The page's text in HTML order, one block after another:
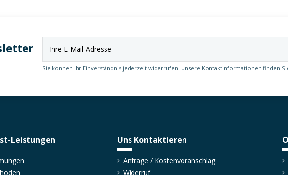
Sie können Ihr Einverständnis jederzeit widerrufen. Unsere Kontaktinformationen finden
Leistungen Uns Kontaktieren
Anfrage / Kostenvoranschlag
Widerruf